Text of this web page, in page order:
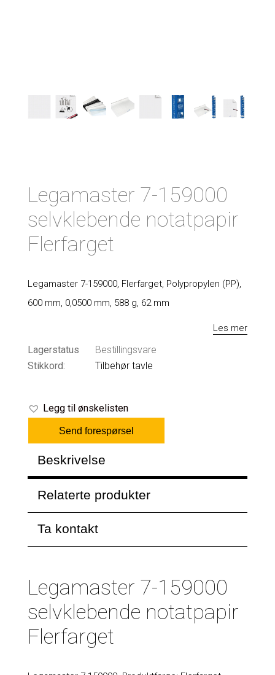
Legamaster 7-159000
selvklebende notatpapir
Flerfarget
Legamaster 7-159000, Flerfarget, Polypropylen (PP),
600 mm, 0,0500 mm, 588 g, 62 mm
Les mer
Lagerstatus
Bestillingsvare
Stikkord:
Tilbehør tavle
Legg til ønskelisten
Send forespørsel
Beskrivelse
Relaterte produkter
Ta kontakt
Legamaster 7-159000
selvklebende notatpapir
Flerfarget